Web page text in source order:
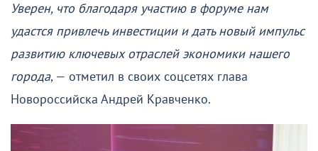
Уверен, что благодаря участию в форуме нам
удастся привлечь инвестиции и дать новый импульс
развитию ключевых отраслей экономики нашего
города, — отметил в своих соцсетях глава
Новороссийска Андрей Кравченко.